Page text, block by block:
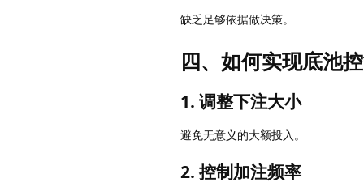
缺乏足够依据做决策。
四、如何实现底池
1. 调整下注大小
避免无意义的大额投入。
2. 控制加注频率